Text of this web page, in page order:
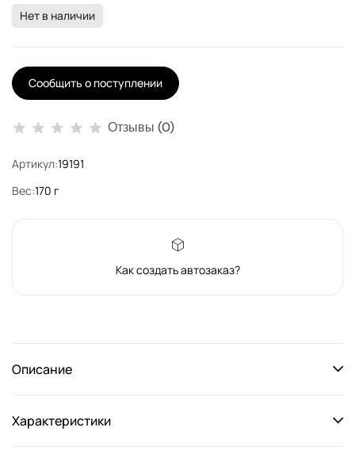
Нет в наличии
Сообщить о поступлении
Отзывы (0)
Артикул:19191
Вес:170 г
Как создать автозаказ?
Описание
Характеристики